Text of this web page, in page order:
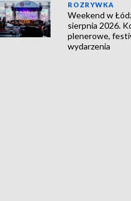
ROZRYWKA
Weekend w
sierpnia 2026.
plenerowe,
wydarzenia